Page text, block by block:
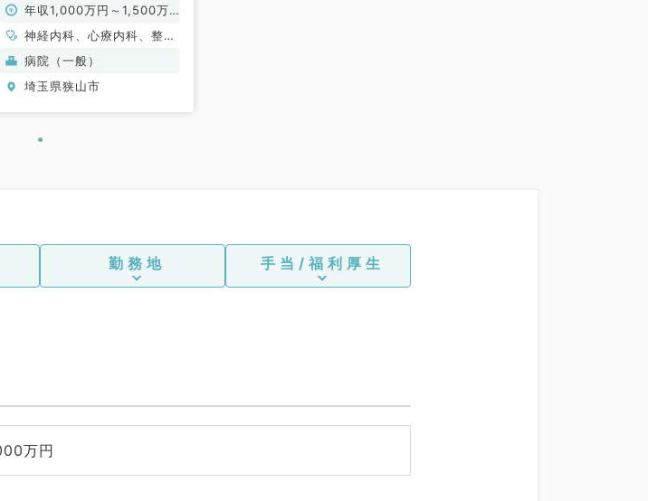
外科系／常勤）
年収1,000万円～1,500万
円
神経内科、心療内科、整形
外科、形成外科、美容外
科、脳神経外科、呼吸器外
科、心臓血管外科、小児外
消化器内科、内分泌・代謝
外科
病院（一般）
埼玉県狭山市
勤務地 手当/福利厚生
万円